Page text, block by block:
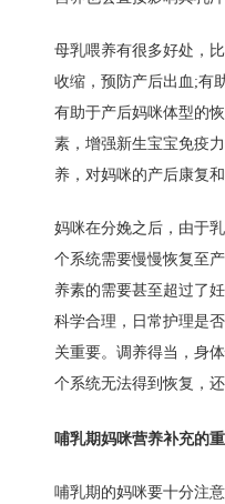
母乳喂养有很多好处，
收缩，预防产后出血 ;有
有助于产后妈咪体型的
素，增强新生宝宝免疫
养，对妈咪的产后康复
妈咪在分娩之后，由于
个系统需要慢慢恢复至
养素的需要甚至超过了
科学合理，日常护理是
关重要。调养得当，身
个系统无法得到恢复，
哺乳期妈咪营养补充的
哺乳期的妈咪要十分注